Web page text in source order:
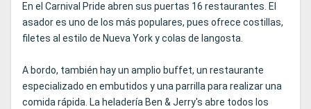
En el Carnival Pride abren sus puertas 16 restaurantes. El
asador es uno de los más populares, pues ofrece costillas,
filetes al estilo de Nueva York y colas de langosta.
A bordo, también hay un amplio buffet, un restaurante
especializado en embutidos y una parrilla para realizar una
comida rápida. La heladería Ben & Jerry's abre todos los